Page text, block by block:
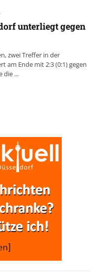
unterliegt gegen
zwei Treffer in der
am Ende mit 2:3 (0:1) gegen
die ...